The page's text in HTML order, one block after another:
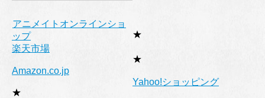
アニメイトオンラインショ
ップ
★
楽天市場
★
Amazon.co.jp
★
Yahoo!ショッピング